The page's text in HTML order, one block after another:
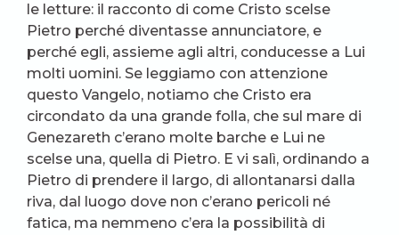
le letture: il racconto di come Cristo scelse
Pietro perché diventasse annunciatore, e
perché egli, assieme agli altri, conducesse a Lui
molti uomini. Se leggiamo con attenzione
questo Vangelo, notiamo che Cristo era
circondato da una grande folla, che sul mare di
Genezareth c’erano molte barche e Lui ne
scelse una, quella di Pietro. E vi salì, ordinando a
Pietro di prendere il largo, di allontanarsi dalla
riva, dal luogo dove non c’erano pericoli né
fatica, ma nemmeno c’era la possibilità di